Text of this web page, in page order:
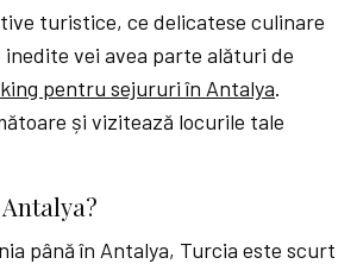
turistice, ce delicatese culinare
inedite vei avea parte alături de
pentru sejururi în Antalya.
și vizitează locurile tale
până în Antalya, Turcia este scurt